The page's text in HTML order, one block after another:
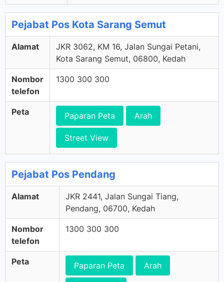
Pejabat Pos Kota Sarang Semut
Alamat
JKR 3062, KM 16, Jalan Sungai Petani,
Kota Sarang Semut, 06800, Kedah
Nombor
telefon
1300 300 300
Peta Paparan Peta Arah
Street View
Pejabat Pos Pendang
Alamat
JKR 2441, Jalan Sungai Tiang,
Pendang, 06700, Kedah
Nombor
telefon
1300 300 300
Peta Paparan Peta Arah